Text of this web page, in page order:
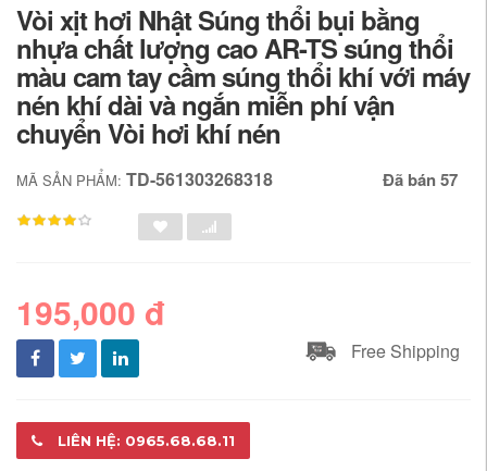
Vòi xịt hơi Nhật Súng thổi bụi bằng
nhựa chất lượng cao AR-TS súng thổi
màu cam tay cầm súng thổi khí với máy
nén khí dài và ngắn miễn phí vận
chuyển Vòi hơi khí nén
MÃ SẢN PHẨM: TD-561303268318 Đã bán 57
195,000 đ
Free Shipping
LIÊN HỆ: 0965.68.68.11